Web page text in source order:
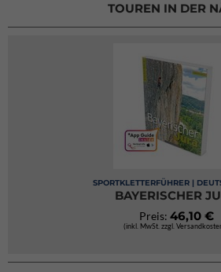
TOUREN IN DER
SPORTKLETTERFÜHRER |
BAYERISCHER
Preis: 46,10 €
(inkl. MwSt. zzgl.